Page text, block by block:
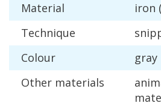
Material
iron (
Technique
Colour
gray
Other materials